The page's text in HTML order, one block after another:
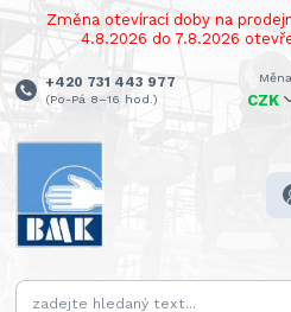
Změna otevírací doby na
4.8.2026 do 7.8.2026
CZK
+420 731 443 977
(Po-Pá 8–16 hod.)